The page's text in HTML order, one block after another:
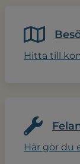
Hitta till
Här gör du